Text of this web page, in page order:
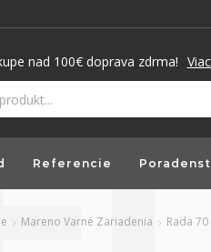
nad 100€ doprava zdrma!
Referencie
Mareno Varné Zariadenia Rada 70